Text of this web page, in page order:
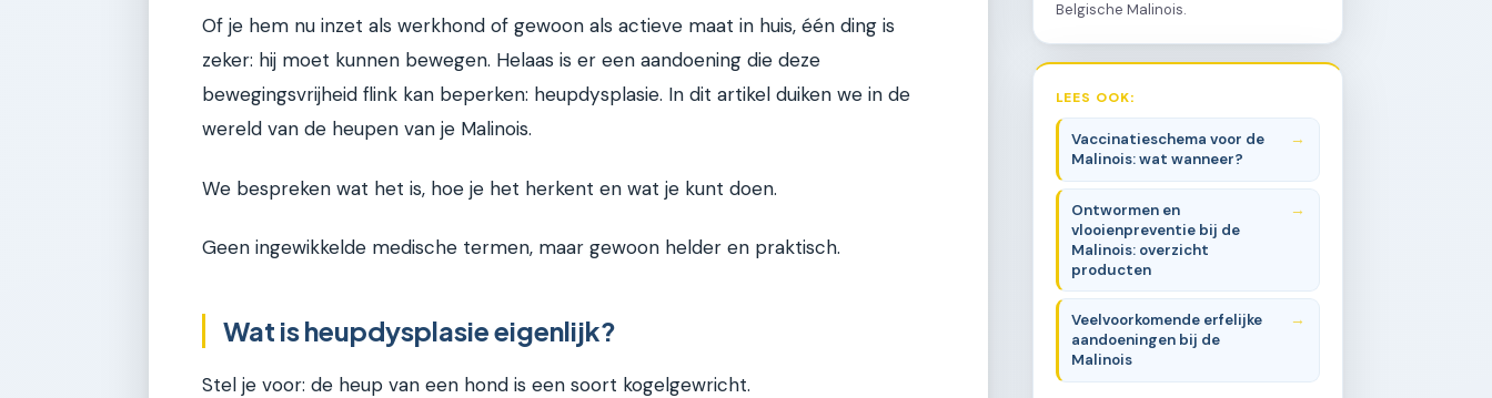
Of je hem nu inzet als werkhond of gewoon als actieve maat in huis, één ding is
zeker: hij moet kunnen bewegen. Helaas is er een aandoening die deze
bewegingsvrijheid flink kan beperken: heupdysplasie. In dit artikel duiken we in de
wereld van de heupen van je Malinois.
We bespreken wat het is, hoe je het herkent en wat je kunt doen.
Geen ingewikkelde medische termen, maar gewoon helder en praktisch.
Wat is heupdysplasie eigenlijk?
Stel je voor: de heup van een hond is een soort kogelgewricht.
Belgische Malinois.
LEES OOK:
Vaccinatieschema voor de
Malinois: wat wanneer?
Ontwormen en
vlooienpreventie bij de
Malinois: overzicht
producten
Veelvoorkomende erfelijke
aandoeningen bij de
Malinois